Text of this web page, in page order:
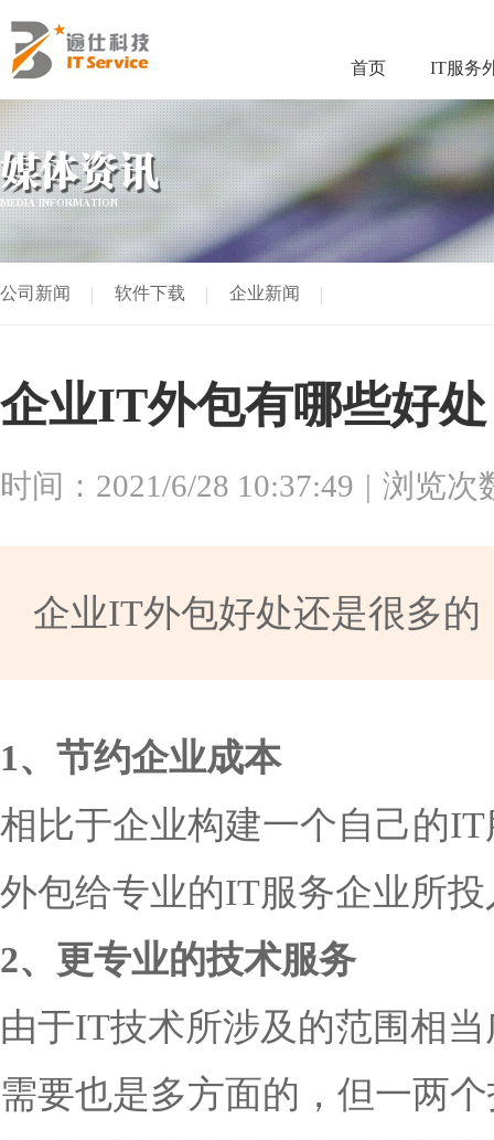
首页 IT服务
媒体资讯
MEDIA INFORMATION
公司新闻 软件下载 企业新闻
企业IT外包有哪些好
时间：2021/6/28 10:37:49 浏览次
企业IT外包好处还是很多
1、节约企业成本
相比于企业构建一个自己的
外包给专业的IT服务企业所
2、更专业的技术服务
由于IT技术所涉及的范围相
需要也是多方面的，但一两